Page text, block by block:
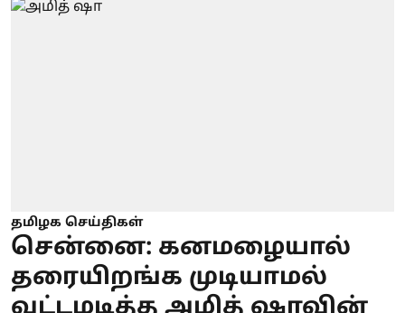
தமிழக செய்திகள்
சென்னை: கனமழையால்
தரையிறங்க முடியாமல்